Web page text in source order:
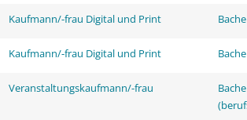
Kaufmann/-frau Digital und Print
Kaufmann/-frau Digital und Print
Veranstaltungskaufmann/-frau